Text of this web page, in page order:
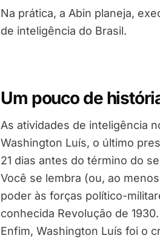
Na prática, a Abin planeja,
de inteligência do Brasil.
Um pouco de
As atividades de inteligência
Washington Luís, o último
21 dias antes do término do
Você se lembra (ou, ao
poder às forças político-
conhecida Revolução de 1930.
Enfim, Washington Luís foi o